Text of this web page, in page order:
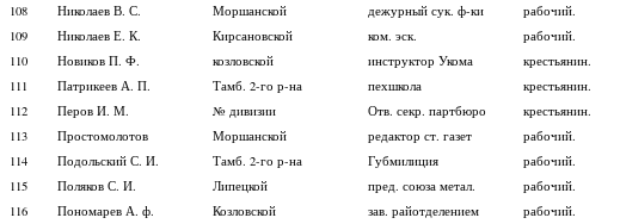
108
Николаев В. С. Моршанской дежурный сук. ф-ки
рабочий.
109
Николаев Е. К. Кирсановской ком. эск.
рабочий.
110
Новиков П. Ф. козловской инструктор Укома
крестьянин.
111
Патрикеев А. П. Тамб. 2-го р-на пехшкола
крестьянин.
112
Перов И. М. № дивизии Отв. секр. партбюро
крестьянин.
113
Простомолотов Моршанской редактор ст. газет
рабочий.
114
Подольский С. И. Тамб. 2-го р-на Губмилиция
рабочий.
115
Поляков С. И. Липецкой пред. союза метал.
рабочий.
116
Пономарев А. ф. Козловской зав. райотделением рабочий.